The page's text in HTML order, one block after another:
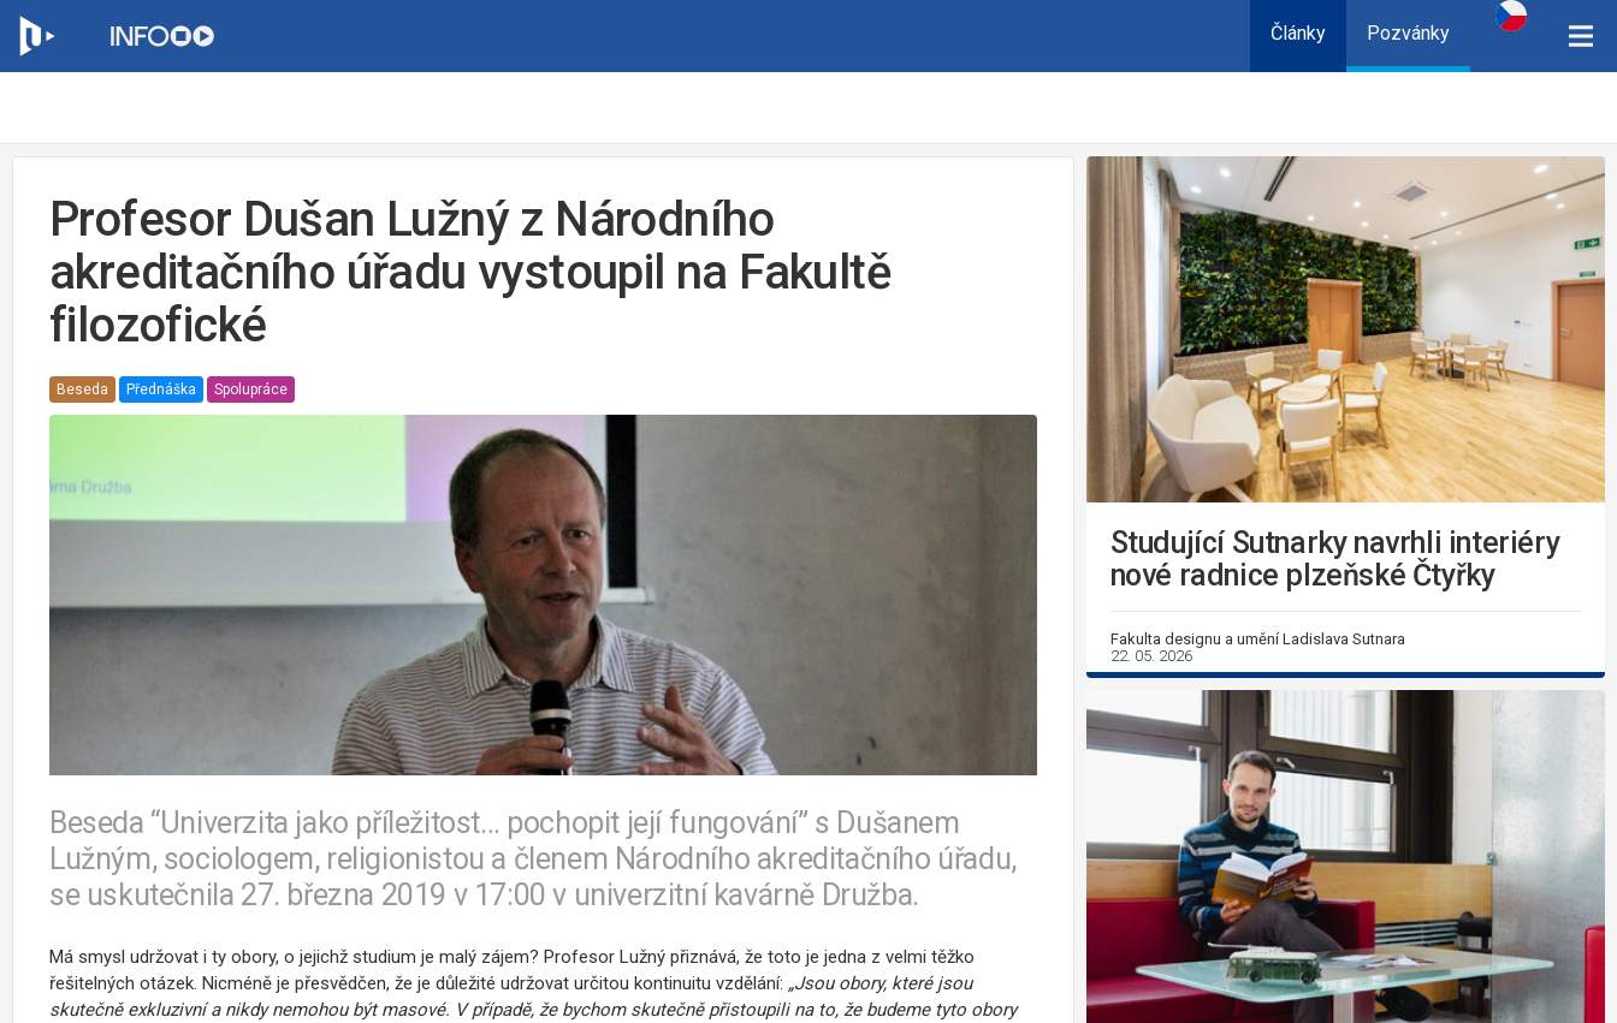
Články Pozvánky
Profesor Dušan Lužný z Národního
akreditačního úřadu vystoupil na Fakultě
filozofické
Beseda Přednáška Spolupráce
Beseda “Univerzita jako příležitost… pochopit její fungování” s Dušanem
Lužným, sociologem, religionistou a členem Národního akreditačního úřadu,
se uskutečnila 27. března 2019 v 17:00 v univerzitní kavárně Družba.
Má smysl udržovat i ty obory, o jejichž studium je malý zájem? Profesor Lužný přiznává, že toto je jedna z velmi těžko
řešitelných otázek. Nicméně je přesvědčen, že je důležité udržovat určitou kontinuitu vzdělání: „Jsou obory, které jsou
skutečně exkluzivní a nikdy nemohou být masové. V případě, že bychom skutečně přistoupili na to, že budeme tyto obory
Studující Sutnarky navrhli interiéry
nové radnice plzeňské Čtyřky
Fakulta designu a umění Ladislava Sutnara
22. 05. 2026